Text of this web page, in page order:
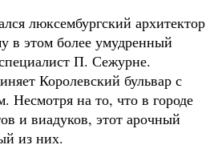
люксембургский архитектор
в этом более умудренный
П. Сежурне.
Королевский бульвар с
Несмотря на то, что в городе
и виадуков, этот арочный
из них.